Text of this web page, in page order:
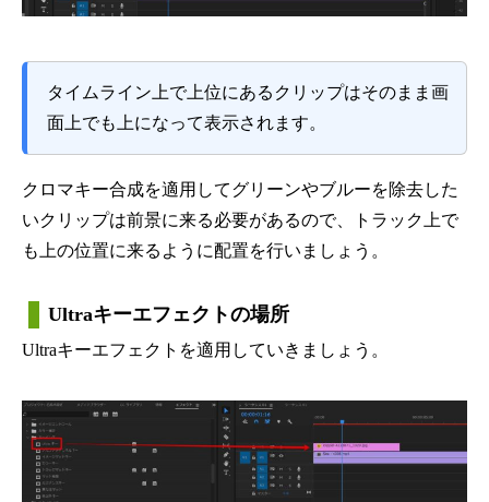
タイムライン上で上位にあるクリップはそのまま画
面上でも上になって表示されます。
クロマキー合成を適用してグリーンやブルーを除去した
いクリップは前景に来る必要があるので、トラック上で
も上の位置に来るように配置を行いましょう。
Ultraキーエフェクトの場所
Ultraキーエフェクトを適用していきましょう。